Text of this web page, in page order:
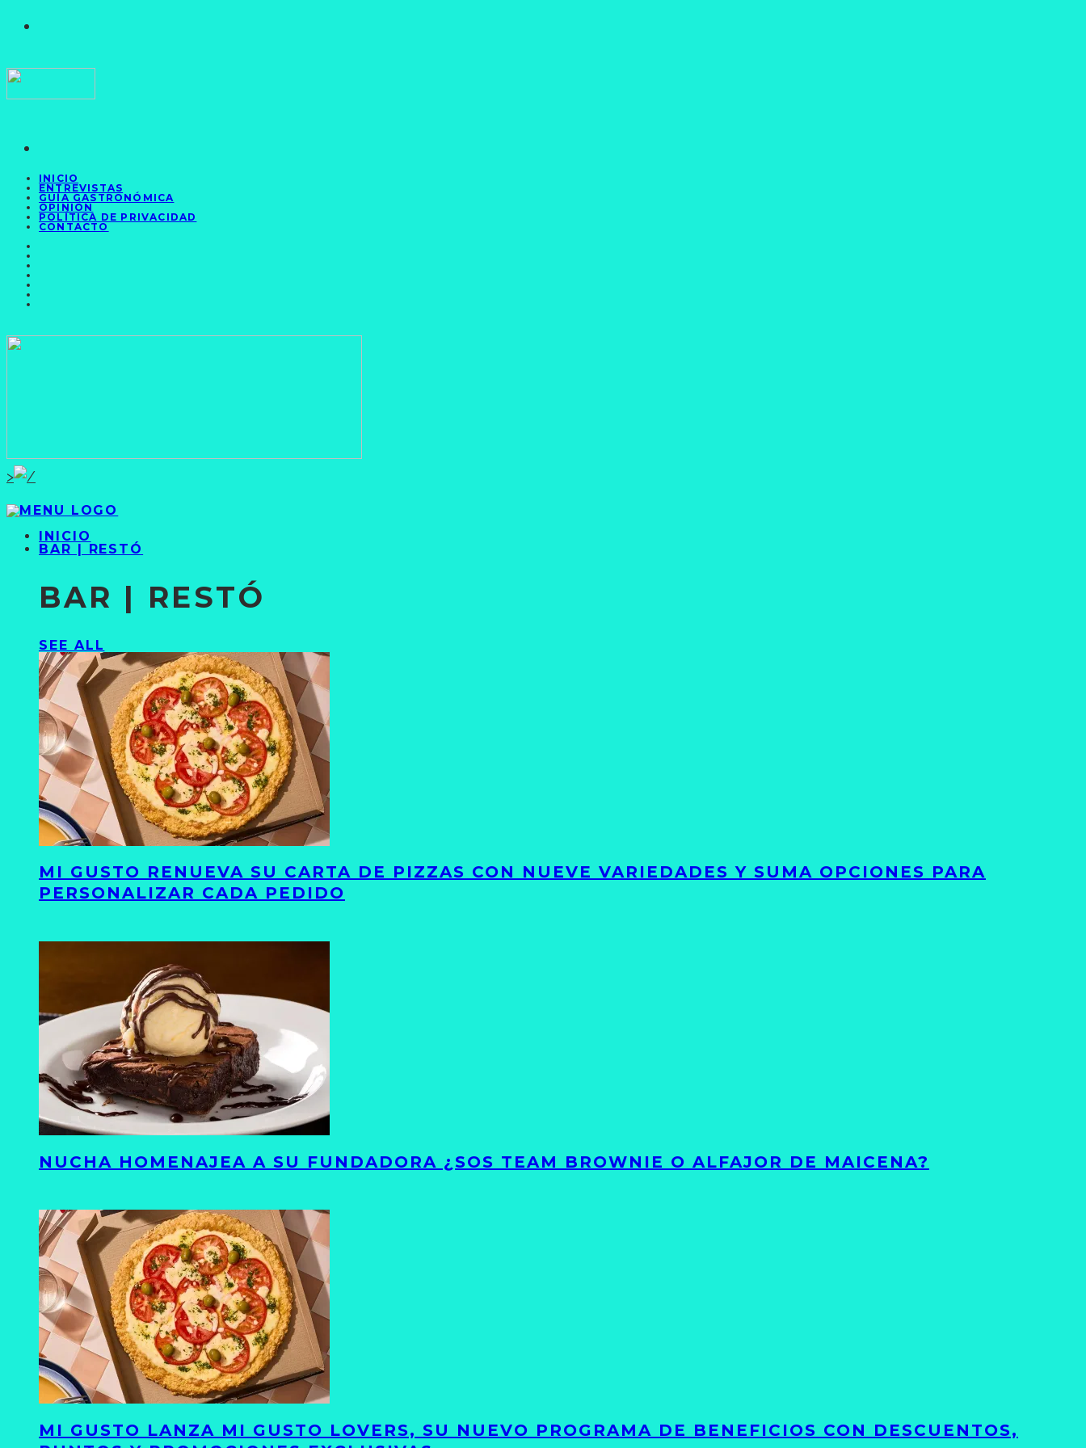
INICIO
ENTREVISTAS
GUÍA GASTRONÓMICA
OPINIÓN
POLÍTICA DE PRIVACIDAD
CONTACTO
>
INICIO
BAR | RESTÓ
BAR | RESTÓ
SEE ALL
MI GUSTO RENUEVA SU CARTA DE PIZZAS CON NUEVE VARIEDADES Y SUMA OPCIONES PARA
PERSONALIZAR CADA PEDIDO
NUCHA HOMENAJEA A SU FUNDADORA ¿SOS TEAM BROWNIE O ALFAJOR DE MAICENA?
MI GUSTO LANZA MI GUSTO LOVERS, SU NUEVO PROGRAMA DE BENEFICIOS CON DESCUENTOS,